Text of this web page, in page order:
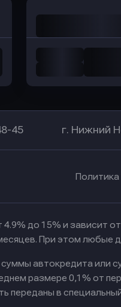
45 г. Нижний
Политика
4.9% до 15% и зависит
При этом любые
автокредита или
размере 0,1% от
переданы в